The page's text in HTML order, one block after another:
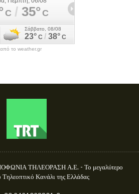
το weather.gr
ΤΗΛΕΟΡΑΣΗ Α.Ε. - Το μεγαλύτερο
Τηλεοπτικό Κανάλι της Ελλάδας